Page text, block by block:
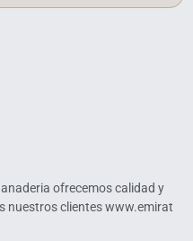
ofrecemos calidad y
nuestros clientes www.emirat